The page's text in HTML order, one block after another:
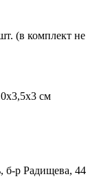
(в комплект не
см
б-р Радищева, 44